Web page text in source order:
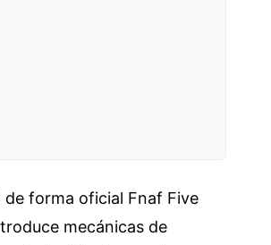
forma oficial Fnaf Five
mecánicas de